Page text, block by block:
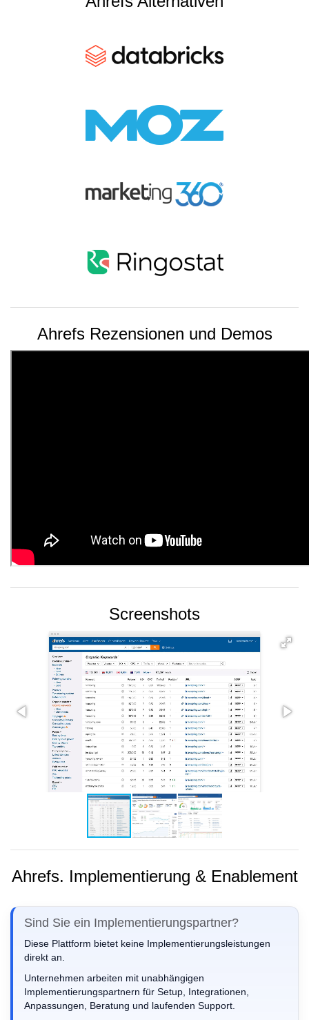
Ahrefs Rezensionen und Demos
Screenshots
Ahrefs. Implementierung & Enablement
Sind Sie ein Implementierungspartner?
Diese Plattform bietet keine Implementierungsleistungen
direkt an.
Unternehmen arbeiten mit unabhängigen
Implementierungspartnern für Setup, Integrationen,
Anpassungen, Beratung und laufenden Support.